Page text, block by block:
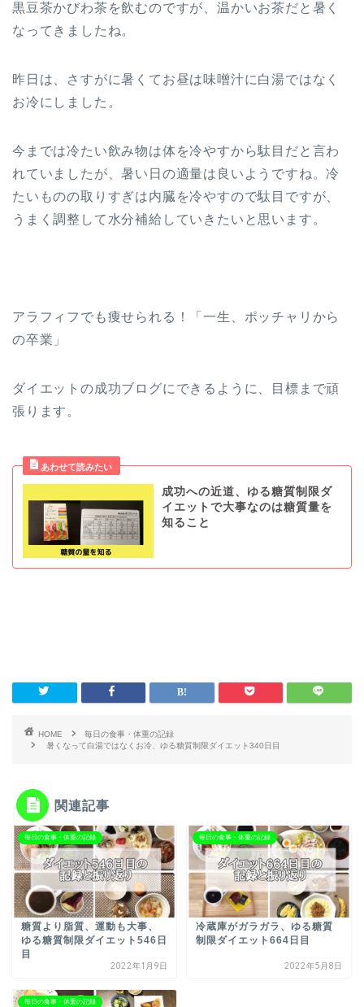
黒豆茶かびわ茶を飲むのですが、温かいお茶だと暑く
なってきましたね。
昨日は、さすがに暑くてお昼は味噌汁に白湯ではなく
お冷にしました。
今までは冷たい飲み物は体を冷やすから駄目だと言わ
れていましたが、暑い日の適量は良いようですね。冷
たいものの取りすぎは内臓を冷やすので駄目ですが、
うまく調整して水分補給していきたいと思います。
アラフィフでも痩せられる！「一生、ポッチャリから
の卒業」
ダイエットの成功ブログにできるように、目標まで頑
張ります。
成功への近道、ゆる糖質制限ダ
イエットで大事なのは糖質量を
知ること
HOME
毎日の食事・体重の記録
暑くなって白湯ではなくお冷、ゆる糖質制限ダイエット340日目
関連記事
毎日の食事・体重の記録
糖質より脂質、運動も大事、
ゆる糖質制限ダイエット546日
目
2022年1月9日
毎日の食事・体重の記録
冷蔵庫がガラガラ、ゆる糖質
制限ダイエット664日目
2022年5月8日
毎日の食事・体重の記録